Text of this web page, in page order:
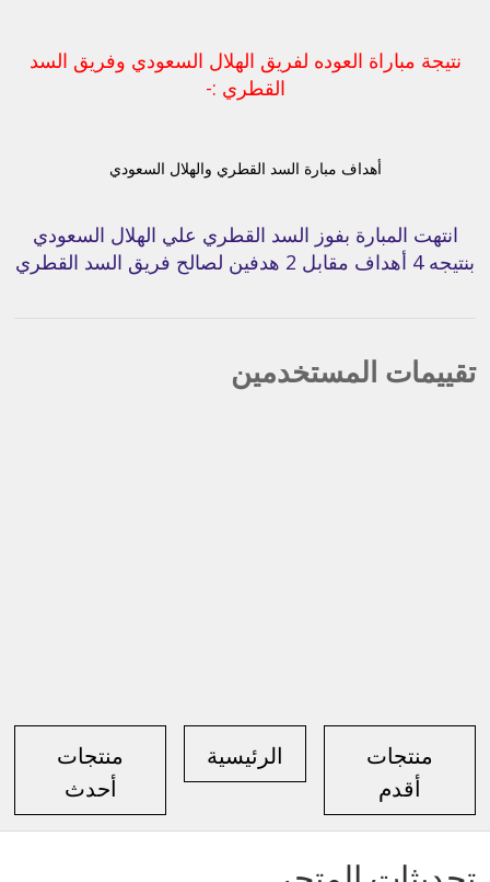
نتيجة مباراة العوده لفريق الهلال السعودي وفريق السد
القطري :-
أهداف مبارة السد القطري والهلال السعودي
انتهت المبارة بفوز السد القطري علي الهلال السعودي
بنتيجه 4 أهداف مقابل 2 هدفين لصالح فريق السد القطري
تقييمات المستخدمين
منتجات
أحدث
منتجات
أقدم
الرئيسية